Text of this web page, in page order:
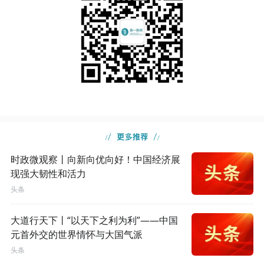
时政微观察丨向新向优向好！中国经济展
现强大韧性和活力
头条
大道行天下丨“以天下之利为利”——中国
元首外交的世界情怀与大国气派
头条